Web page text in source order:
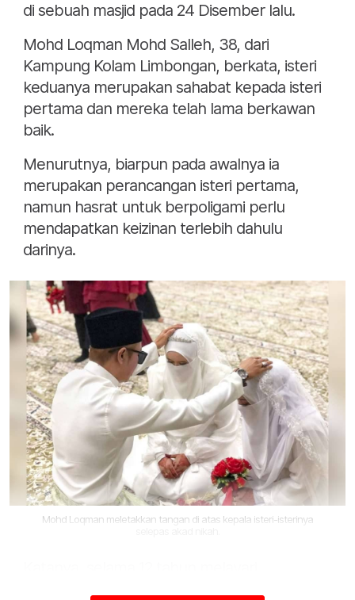
di sebuah masjid pada 24 Disember lalu.
Mohd Loqman Mohd Salleh, 38, dari
Kampung Kolam Limbongan, berkata, isteri
keduanya merupakan sahabat kepada isteri
pertama dan mereka telah lama berkawan
baik.
Menurutnya, biarpun pada awalnya ia
merupakan perancangan isteri pertama,
namun hasrat untuk berpoligami perlu
mendapatkan keizinan terlebih dahulu
darinya.
Mohd Loqman meletakkan tangan di atas kepala isteri-isterinya